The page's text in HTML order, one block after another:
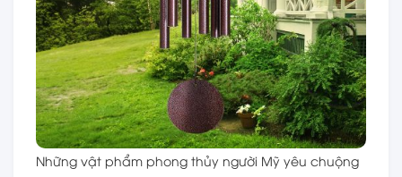
Những vật phẩm phong thủy người Mỹ yêu chuộng